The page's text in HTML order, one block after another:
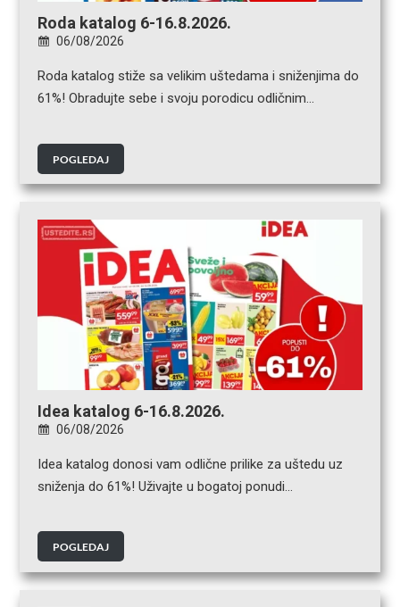
Roda katalog 6-16.8.2026.
06/08/2026
Roda katalog stiže sa velikim uštedama i sniženjima do
61%! Obradujte sebe i svoju porodicu odličnim…
POGLEDAJ
Idea katalog 6-16.8.2026.
06/08/2026
Idea katalog donosi vam odlične prilike za uštedu uz
sniženja do 61%! Uživajte u bogatoj ponudi…
POGLEDAJ